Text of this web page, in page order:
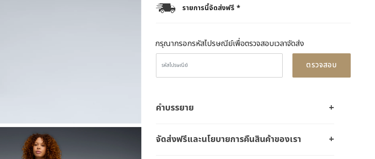
รายการนี้จัดส่งฟรี *
กรุณากรอกรหัสไปรษณีย์เพื่อตรวจสอบเวลาจัดส่ง
ตรวจสอบ
คำบรรยาย
จัดส่งฟรีและนโยบายการคืนสินค้าของเรา